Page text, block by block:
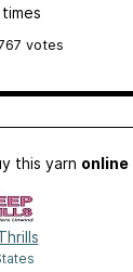
votes
this yarn online